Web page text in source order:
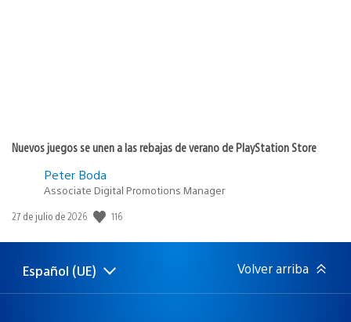
Nuevos juegos se unen a las rebajas de verano de PlayStation Store
Peter Boda
Associate Digital Promotions Manager
Fecha
publicación:
27 de julio de 2026 116
Selecciona
Región
Español (UE) Volver arriba